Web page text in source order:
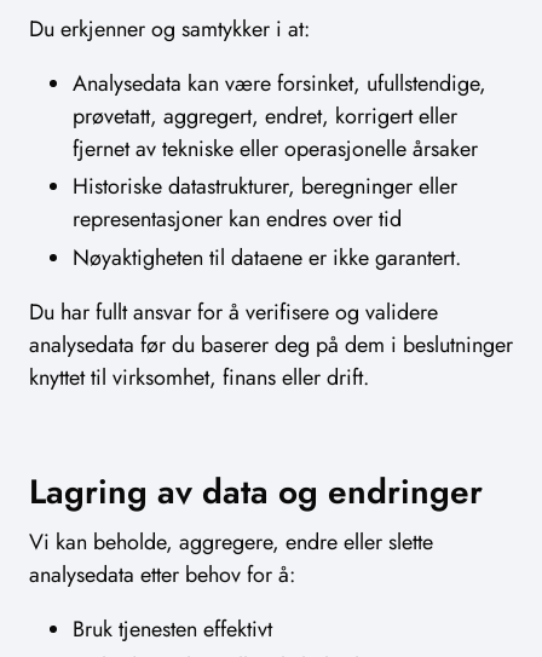
Du erkjenner og samtykker i at:
Analysedata kan være forsinket, ufullstendige,
prøvetatt, aggregert, endret, korrigert eller
fjernet av tekniske eller operasjonelle årsaker
Historiske datastrukturer, beregninger eller
representasjoner kan endres over tid
Nøyaktigheten til dataene er ikke garantert.
Du har fullt ansvar for å verifisere og validere
analysedata før du baserer deg på dem i beslutninger
knyttet til virksomhet, finans eller drift.
Lagring av data og endringer
Vi kan beholde, aggregere, endre eller slette
analysedata etter behov for å:
Bruk tjenesten effektivt